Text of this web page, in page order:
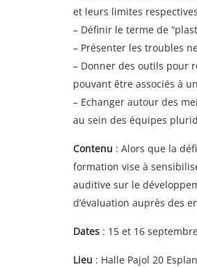
et leurs limites
– Définir le terme de
– Présenter les troubles
– Donner des outils pour
pouvant être associés à
– Echanger autour des
au sein des équipes
Contenu : Alors que la
formation vise à
auditive sur le
d’évaluation auprès des
Dates : 15 et 16
Lieu : Halle Pajol 20